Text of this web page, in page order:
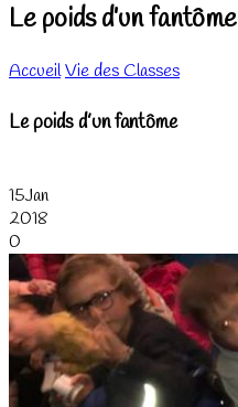
Le poids d’un fantôme
AccueilVie des Classes
Le poids d’un fantôme
15Jan
2018
0